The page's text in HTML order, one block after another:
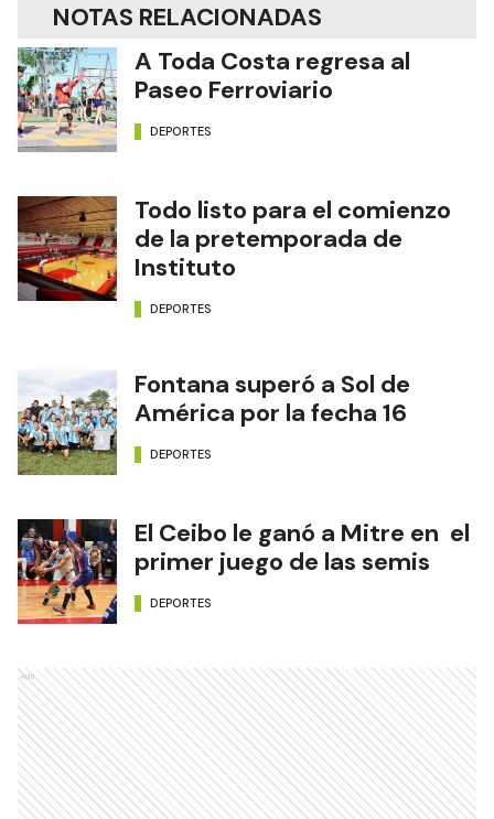
NOTAS RELACIONADAS
A Toda Costa regresa al
Paseo Ferroviario
DEPORTES
Todo listo para el comienzo
de la pretemporada de
Instituto
DEPORTES
Fontana superó a Sol de
América por la fecha 16
DEPORTES
El Ceibo le ganó a Mitre en el
primer juego de las semis
DEPORTES
Ads